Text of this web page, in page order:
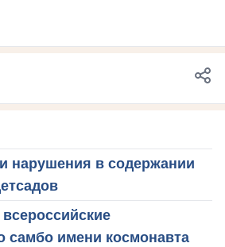
нарушения в содержании
самбо имени космонавта